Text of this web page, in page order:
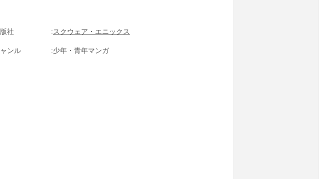
社 スクウェア・エニックス
ンル 少年・青年マンガ